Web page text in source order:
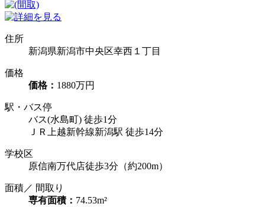
住所
新潟県新潟市中央区幸西１丁目
価格
価格： 1880万円
駅・バス停
バス(水島町) 徒歩1分
ＪＲ上越新幹線新潟駅 徒歩14分
学校区
原信南万代店徒歩3分（約200m）
面積／ 間取り
専有面積： 74.53m²